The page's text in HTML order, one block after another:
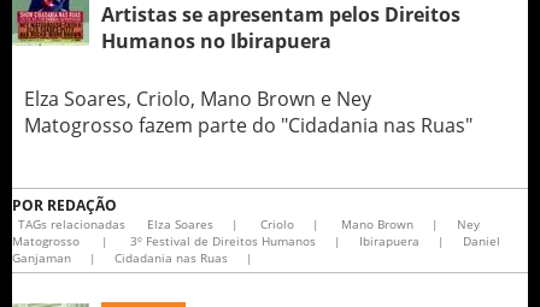
Artistas se apresentam pelos Direitos
Humanos no Ibirapuera
Elza Soares, Criolo, Mano Brown e Ney
Matogrosso fazem parte do "Cidadania nas Ruas"
POR REDAÇÃO
TAGs relacionadas Elza Soares | Criolo | Mano Brown |
Ney
Matogrosso
| 3º Festival de Direitos Humanos | Ibirapuera |
Daniel
Ganjaman
| Cidadania nas Ruas |